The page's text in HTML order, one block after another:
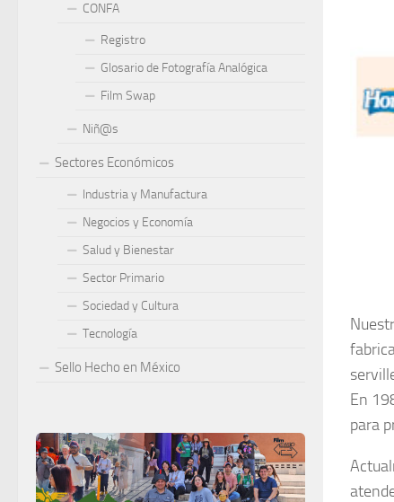
En
para
CONFA
Registro
Glosario de Fotografía Analógica
Film Swap
Niñ@s
Sectores Económicos
Industria y Manufactura
Negocios y Economía
Salud y Bienestar
Sector Primario
Sociedad y Cultura
Tecnología
Sello Hecho en México